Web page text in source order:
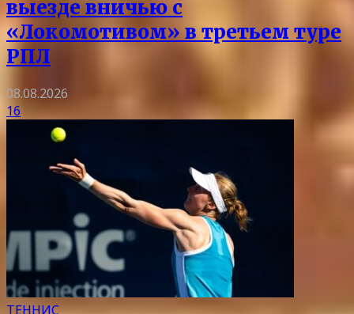
выезде вничью с
«Локомотивом» в третьем туре
РПЛ
08.08.2026
16
ТЕННИС